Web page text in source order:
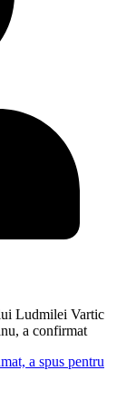
Ludmilei Vartic
a confirmat